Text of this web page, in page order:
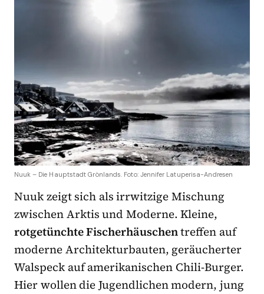
Nuuk – Die Hauptstadt Grönlands. Foto: Jennifer Latuperisa-Andresen
Nuuk zeigt sich als irrwitzige Mischung
zwischen Arktis und Moderne. Kleine,
rotgetünchte Fischerhäuschentreffen auf
moderne Architekturbauten, geräucherter
Walspeck auf amerikanischen Chili-Burger.
Hier wollen die Jugendlichen modern, jung